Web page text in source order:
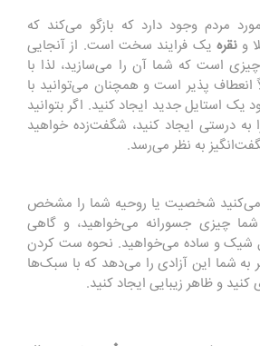
مردم وجود دارد که بازگو می‌کند که
ونقره یک فرایند سخت است. از آنجایی
است که شما آن را می‌سازید، لذا با
انعطاف پذیر است و همچنان می‌توانید با
یک استایل جدید ایجاد کنید. اگر بتوانید
به درستی ایجاد کنید، شگفت‌زده خواهید
به نظر می‌رسد.
می‌کنید شخصیت یا روحیه شما را مشخص
چیزی جسورانه می‌خواهید، و گاهی
شیک و ساده می‌خواهید. نحوه ست کردن
به شما این آزادی را می‌دهد که با سبک‌ها
و ظاهر زیبایی ایجاد کنید.